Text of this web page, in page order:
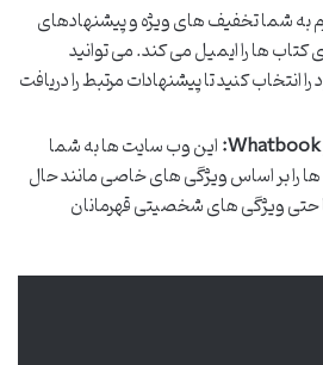
به شما تخفیف های ویژه و پیشنهادهای
ها را ایمیل می کند. می توانید
انتخاب کنید تا پیشنهادات مرتبط را دریافت
این وب سایت ها به شما
ها را بر اساس ویژگی های خاصی مانند حال
حتی ویژگی های شخصیتی قهرمانان